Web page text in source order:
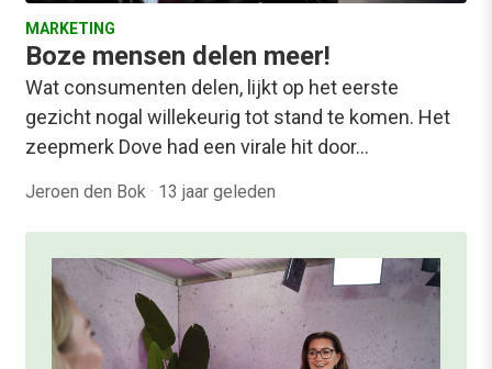
MARKETING
Boze mensen delen meer!
Wat consumenten delen, lijkt op het eerste
gezicht nogal willekeurig tot stand te komen. Het
zeepmerk Dove had een virale hit door…
Jeroen den Bok · 13 jaar geleden